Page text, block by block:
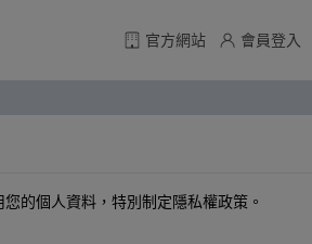
官方網站 會員登入
的個人資料，特別制定隱私權政策。